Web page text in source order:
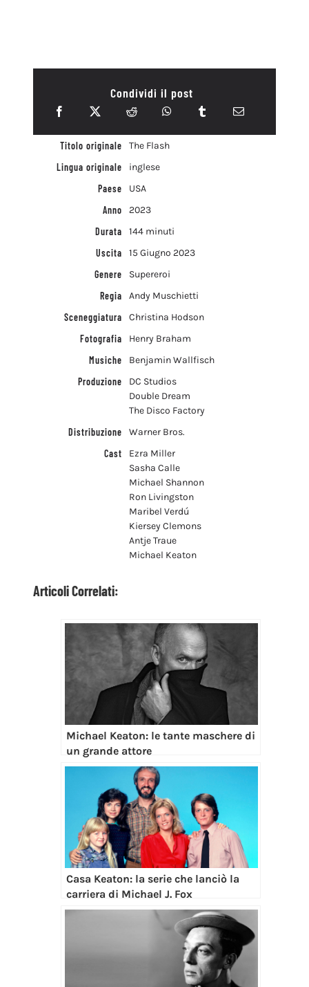
Condividi il post
Titolo originale
The Flash
Lingua originale
inglese
Paese
USA
Anno
2023
Durata
144 minuti
Uscita
15 Giugno 2023
Genere
Supereroi
Regia
Andy Muschietti
Sceneggiatura
Christina Hodson
Fotografia
Henry Braham
Musiche
Benjamin Wallfisch
Produzione
DC Studios
Double Dream
The Disco Factory
Distribuzione
Warner Bros.
Cast
Ezra Miller
Sasha Calle
Michael Shannon
Ron Livingston
Maribel Verdú
Kiersey Clemons
Antje Traue
Michael Keaton
Articoli Correlati:
Michael Keaton: le tante maschere di
un grande attore
Casa Keaton: la serie che lanciò la
carriera di Michael J. Fox